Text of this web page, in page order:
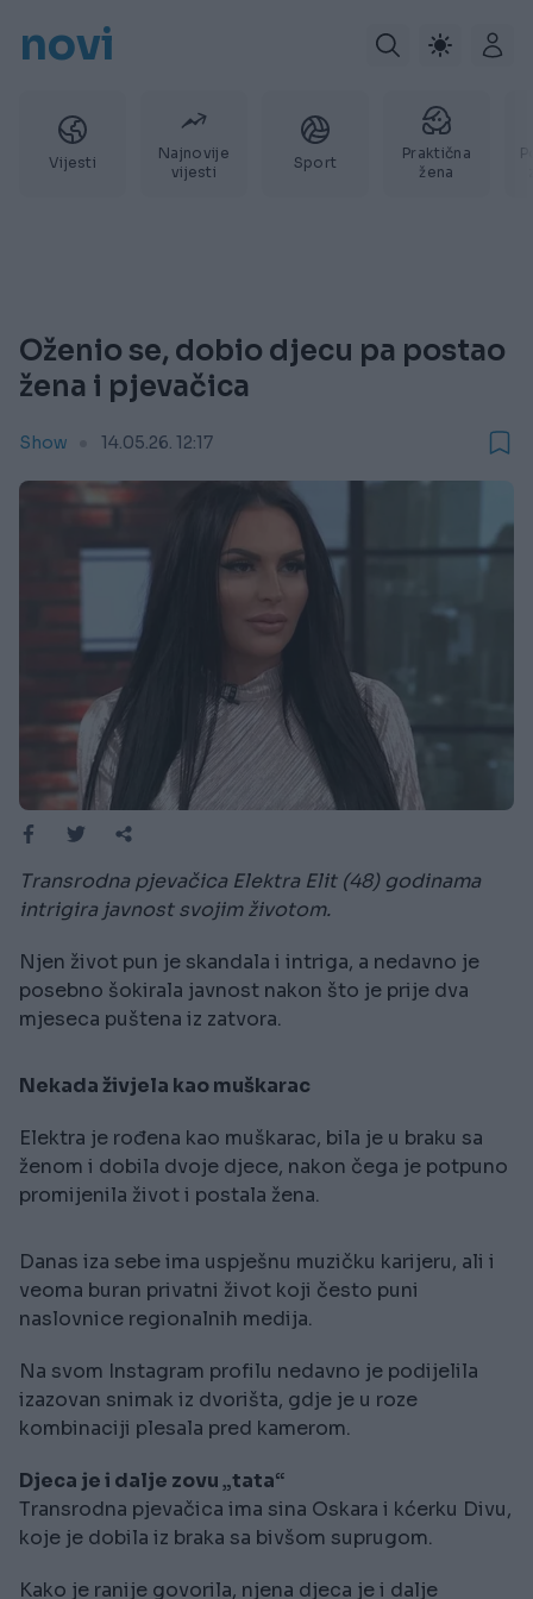
novi
Vijesti
Najnovije
vijesti
Sport
Praktična
žena
Oženio se, dobio djecu pa postao
žena i pjevačica
Show 14.05.26. 12:17
Transrodna pjevačica Elektra Elit (48) godinama
intrigira javnost svojim životom.
Njen život pun je skandala i intriga, a nedavno je
posebno šokirala javnost nakon što je prije dva
mjeseca puštena iz zatvora.
Nekada živjela kao muškarac
Elektra je rođena kao muškarac, bila je u braku sa
ženom i dobila dvoje djece, nakon čega je potpuno
promijenila život i postala žena.
Danas iza sebe ima uspješnu muzičku karijeru, ali i
veoma buran privatni život koji često puni
naslovnice regionalnih medija.
Na svom Instagram profilu nedavno je podijelila
izazovan snimak iz dvorišta, gdje je u roze
kombinaciji plesala pred kamerom.
Djeca je i dalje zovu „tata“
Transrodna pjevačica ima sina Oskara i kćerku Divu,
koje je dobila iz braka sa bivšom suprugom.
Kako je ranije govorila, njena djeca je i dalje